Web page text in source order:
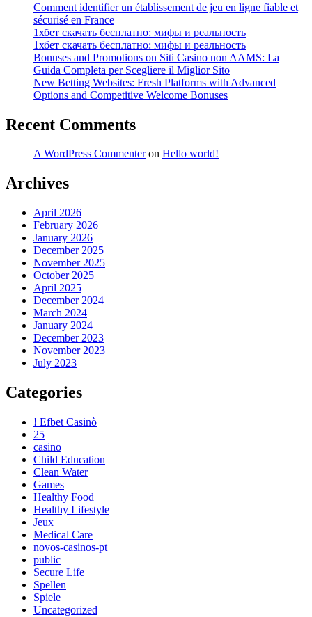
Comment identifier un établissement de jeu en ligne fiable et
sécurisé en France
1хбет скачать бесплатно: мифы и реальность
1хбет скачать бесплатно: мифы и реальность
Bonuses and Promotions on Siti Casino non AAMS: La
Guida Completa per Scegliere il Miglior Sito
New Betting Websites: Fresh Platforms with Advanced
Options and Competitive Welcome Bonuses
Recent Comments
A WordPress Commenteron Hello world!
Archives
April 2026
February 2026
January 2026
December 2025
November 2025
October 2025
April 2025
December 2024
March 2024
January 2024
December 2023
November 2023
July 2023
Categories
! Efbet Casinò
25
casino
Child Education
Clean Water
Games
Healthy Food
Healthy Lifestyle
Jeux
Medical Care
novos-casinos-pt
public
Secure Life
Spellen
Spiele
Uncategorized